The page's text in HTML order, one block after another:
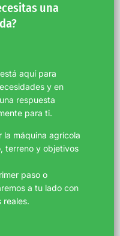
una
aquí para
y en
respuesta
para ti.
la máquina agrícola
terreno y objetivos
paso o
a tu lado con
reales.